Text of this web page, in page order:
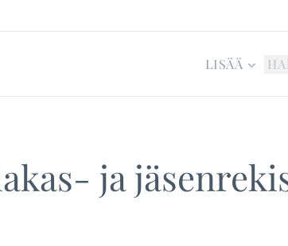
LISÄÄ
ja